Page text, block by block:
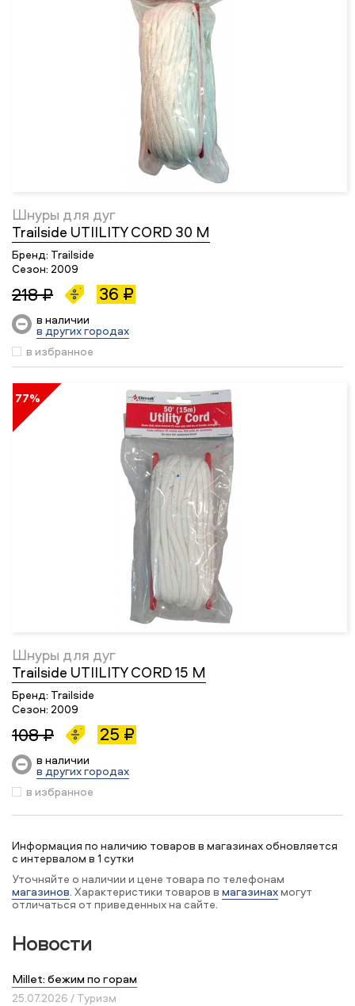
Шнуры для дуг
Trailside UTIILITY CORD 30 M
Бренд: Trailside
Сезон: 2009
218 ₽ 36 ₽
в наличии
в других городах
в избранное
77%
Шнуры для дуг
Trailside UTIILITY CORD 15 M
Бренд: Trailside
Сезон: 2009
108 ₽ 25 ₽
в наличии
в других городах
в избранное
Информация по наличию товаров в магазинах обновляется
с интервалом в 1 сутки
Уточняйте о наличии и цене товара по телефонам
магазинов. Характеристики товаров в магазинахмогут
отличаться от приведенных на сайте.
Новости
Millet: бежим по горам
25.07.2026 / Туризм